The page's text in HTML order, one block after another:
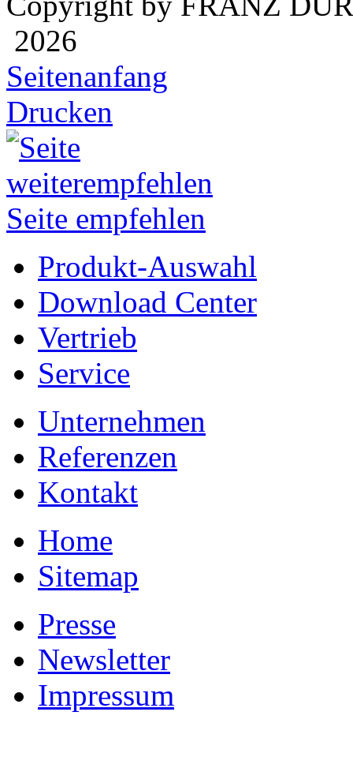
2026
Seitenanfang
Drucken
Seite empfehlen
Produkt-Auswahl
Download Center
Vertrieb
Service
Unternehmen
Referenzen
Kontakt
Home
Sitemap
Presse
Newsletter
Impressum